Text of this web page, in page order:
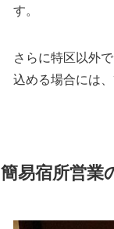
す。
さらに特区以外
込める場合には
簡易宿所営業